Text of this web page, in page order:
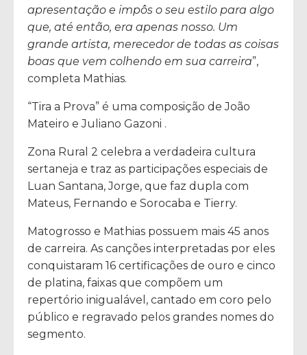
apresentação e impôs o seu estilo para algo
que, até então, era apenas nosso. Um
grande artista, merecedor de todas as coisas
boas que vem colhendo em sua carreira”,
completa Mathias.
“Tira a Prova” é uma composição de João
Mateiro e Juliano Gazoni .
Zona Rural 2 celebra a verdadeira cultura
sertaneja e traz as participações especiais de
Luan Santana, Jorge, que faz dupla com
Mateus, Fernando e Sorocaba e Tierry.
Matogrosso e Mathias possuem mais 45 anos
de carreira. As canções interpretadas por eles
conquistaram 16 certificações de ouro e cinco
de platina, faixas que compõem um
repertório inigualável, cantado em coro pelo
público e regravado pelos grandes nomes do
segmento.